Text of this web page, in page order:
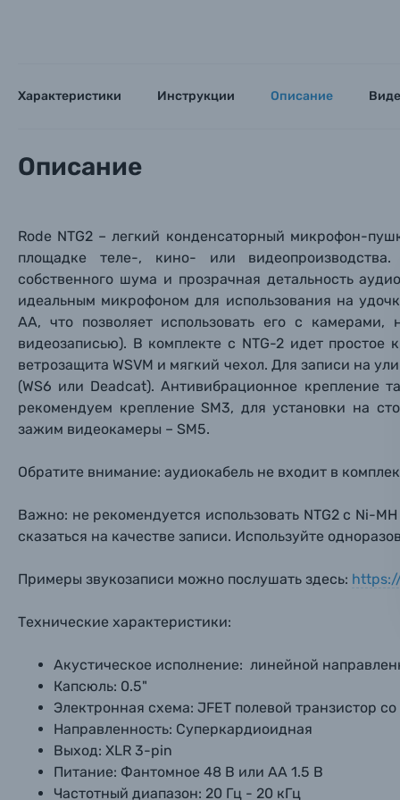
Имя
Тема
Имя
Тема
Видеокамеры
Вспышки для фотоаппаратов
Аксессуары для фото и видеокамер
Оптические приборы
Материалы
Осветительное оборудование
Фоторамки
Фотоальбомы
Книги о фотографии, альбомы известных
Солнцезащитные очки
Б/У фототехника (Комиссионные товары)
Заказ
Вами с
Имя*
Характеристики Инструкции Описание
Описание
Rode NTG2 – легкий конденсаторный микрофон-
площадке теле-, кино- или
собственного шума и прозрачная детальность
идеальным микрофоном для использования на
АА, что позволяет использовать его с
видеозаписью). В комплекте с NTG-2 идет простое
ветрозащита WSVM и мягкий чехол. Для записи на
(WS6 или Deadcat). Антивибрационное крепление
рекомендуем крепление SM3, для установки на
зажим видеокамеры – SM5.
Обратите внимание: аудиокабель не входит в
Важно: не рекомендуется использовать NTG2 с Ni-
сказаться на качестве записи. Используйте
Примеры звукозаписи можно послушать здесь:
Технические характеристики:
Акустическое исполнение: линейной
Капсюль: 0.5"
Электронная схема: JFET полевой транзистор
Направленность: Суперкардиоидная
Выход: XLR 3-pin
Питание: Фантомное 48 В или АА 1.5 В
Частотный диапазон: 20 Гц - 20 кГц
Имя
Тема